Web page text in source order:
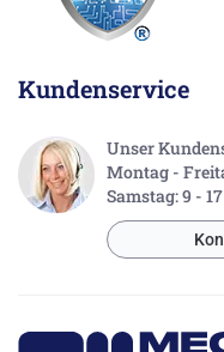
Kundenservice
Unser
Montag -
Samstag: 9 -